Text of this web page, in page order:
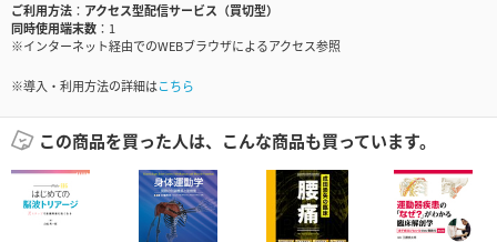
ご利用方法
アクセス型配信サービス（買切型）
同時使用端末数
1
※インターネット経由でのWEBブラウザによるアクセス参照
※導入・利用方法の詳細はこちら
この商品を買った人は、こんな商品も買っています。